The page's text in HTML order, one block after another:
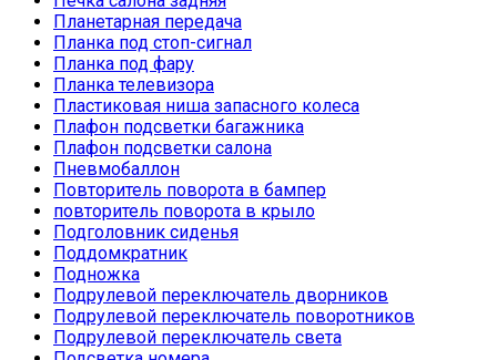
Планетарная передача
Планка под стоп-сигнал
Планка под фару
Планка телевизора
Пластиковая ниша запасного колеса
Плафон подсветки багажника
Плафон подсветки салона
Пневмобаллон
Повторитель поворота в бампер
повторитель поворота в крыло
Подголовник сиденья
Поддомкратник
Подножка
Подрулевой переключатель дворников
Подрулевой переключатель поворотников
Подрулевой переключатель света